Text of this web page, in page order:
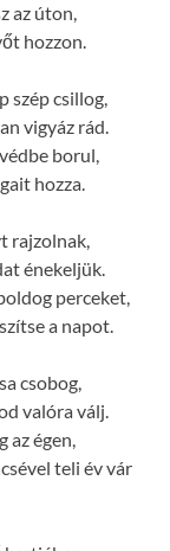
az úton,
hozzon.
szép csillog,
vigyáz rád.
borul,
hozza.
rajzolnak,
énekeljük.
perceket,
a napot.
csobog,
valóra válj.
az égen,
teli év vár